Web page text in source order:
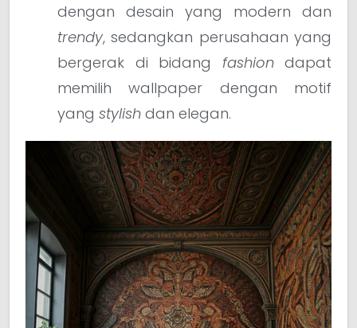
dengan desain yang modern dan
trendy, sedangkan perusahaan yang
bergerak di bidang fashiondapat
memilih wallpaper dengan motif
yang stylish dan elegan.